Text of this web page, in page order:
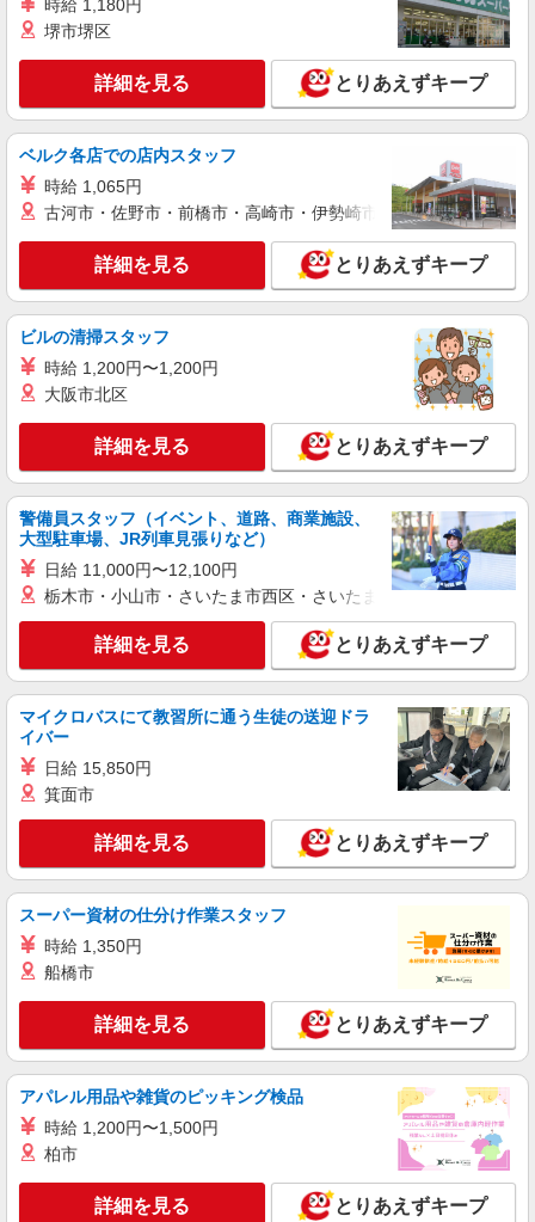
時給 1,180円
堺市堺区
詳細を見る とりあえずキープ
ベルク各店での店内スタッフ
時給 1,065円
古河市・佐野市・前橋市・高崎市・伊勢崎市・太田市・館林市
詳細を見る とりあえずキープ
ビルの清掃スタッフ
時給 1,200円〜1,200円
大阪市北区
詳細を見る とりあえずキープ
警備員スタッフ（イベント、道路、商業施設、
大型駐車場、JR列車見張りなど）
日給 11,000円〜12,100円
栃木市・小山市・さいたま市西区・さいたま市岩槻区・久喜市・
詳細を見る とりあえずキープ
マイクロバスにて教習所に通う生徒の送迎ドラ
イバー
日給 15,850円
箕面市
詳細を見る とりあえずキープ
スーパー資材の仕分け作業スタッフ
時給 1,350円
船橋市
詳細を見る とりあえずキープ
アパレル用品や雑貨のピッキング検品
時給 1,200円〜1,500円
柏市
詳細を見る とりあえずキープ